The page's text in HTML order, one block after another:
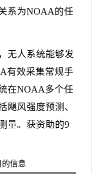
系为NOAA的任
无人系统能够发
有效采集常规手
在NOAA多个任
飓风强度预测、
量。获资助的9
信息